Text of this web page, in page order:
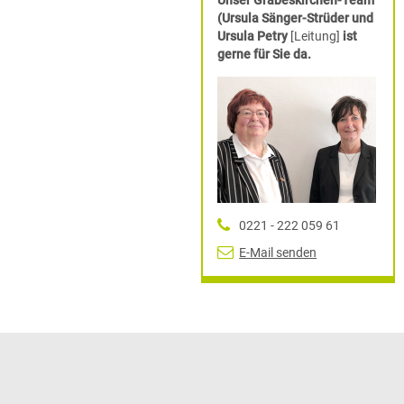
(Ursula Sänger-Strüder und
Ursula Petry[Leitung] ist
gerne für Sie da.
0221 - 222 059 61
E-Mail senden